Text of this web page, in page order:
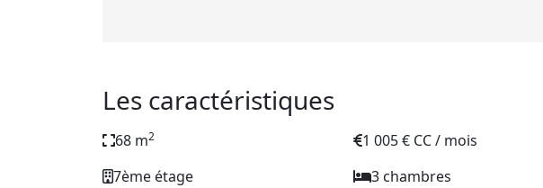
Les caractéristiques
68 m2
1 005 € CC / mois
7ème étage
3 chambres